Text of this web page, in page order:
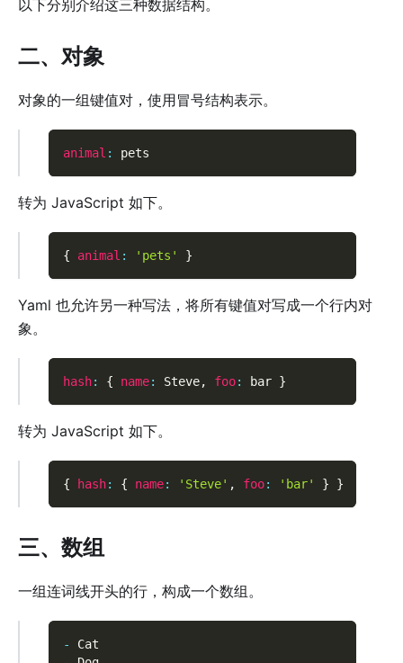
以下分别介绍这三种数据结构。
二、对象
对象的一组键值对，使用冒号结构表示。
animal : pets
转为 JavaScript 如下。
{ animal : 'pets' }
Yaml 也允许另一种写法，将所有键值对写成一个行内对
象。
hash: { name: Steve, foo: bar }
转为 JavaScript 如下。
{ hash: { name: 'Steve' , foo: 'bar' } }
三、数组
一组连词线开头的行，构成一个数组。
-
Cat